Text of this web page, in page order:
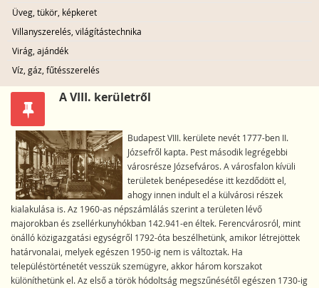
Üveg, tükör, képkeret
Villanyszerelés, világítástechnika
Virág, ajándék
Víz, gáz, fűtésszerelés
A VIII. kerületről
Budapest VIII. kerülete nevét 1777-ben II.
Józsefről kapta. Pest második legrégebbi
városrésze Józsefváros. A városfalon kívüli
területek benépesedése itt kezdődött el,
ahogy innen indult el a külvárosi részek
kialakulása is. Az 1960-as népszámlálás szerint a területen lévő
majorokban és zsellérkunyhókban 142.941-en éltek. Ferencvárosról, mint
önálló közigazgatási egységről 1792-óta beszélhetünk, amikor létrejöttek
határvonalai, melyek egészen 1950-ig nem is változtak. Ha
településtörténetét vesszük szemügyre, akkor három korszakot
különíthetünk el. Az első a török hódoltság megszűnésétől egészen 1730-ig